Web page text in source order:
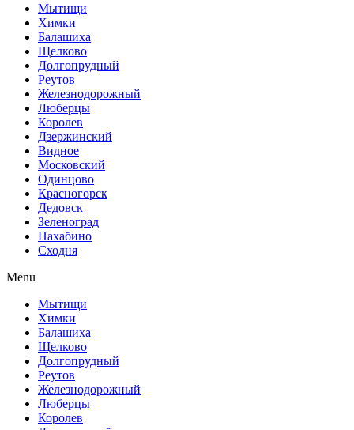
Мытищи
Химки
Балашиха
Щелково
Долгопрудный
Реутов
Железнодорожный
Люберцы
Королев
Дзержинский
Видное
Московский
Одинцово
Красногорск
Дедовск
Зеленоград
Нахабино
Сходня
Menu
Мытищи
Химки
Балашиха
Щелково
Долгопрудный
Реутов
Железнодорожный
Люберцы
Королев